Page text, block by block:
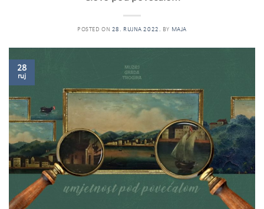
POSTED ON 28. RUJNA 2022. BY MAJA
28
ruj